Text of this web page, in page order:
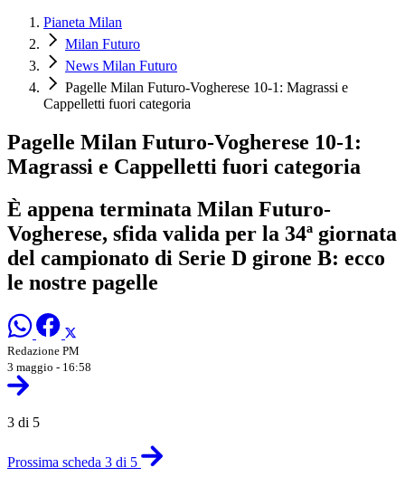
Pianeta Milan
Milan Futuro
News Milan Futuro
Pagelle Milan Futuro-Vogherese 10-1: Magrassi e
Cappelletti fuori categoria
Pagelle Milan Futuro-Vogherese 10-1:
Magrassi e Cappelletti fuori categoria
È appena terminata Milan Futuro-
Vogherese, sfida valida per la 34ª giornata
del campionato di Serie D girone B: ecco
le nostre pagelle
Redazione PM
3 maggio - 16:58
3 di 5
Prossima scheda 3 di 5